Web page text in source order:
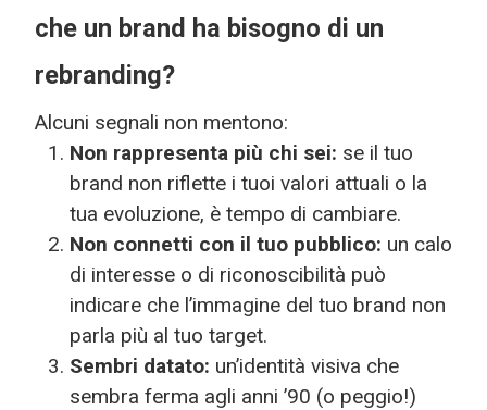
che un brand ha bisogno di un
rebranding?
Alcuni segnali non mentono:
Non rappresenta più chi sei: se il tuo
brand non riflette i tuoi valori attuali o la
tua evoluzione, è tempo di cambiare.
Non connetti con il tuo pubblico: un calo
di interesse o di riconoscibilità può
indicare che l’immagine del tuo brand non
parla più al tuo target.
Sembri datato: un’identità visiva che
sembra ferma agli anni ’90 (o peggio!)